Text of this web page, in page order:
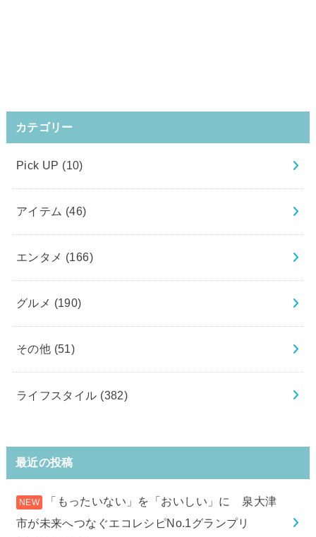
カテゴリー
Pick UP (10)
アイテム (46)
エンタメ (166)
グルメ (190)
その他 (51)
ライフスタイル (382)
最近の投稿
「もったいない」を「おいしい」に 泉大津
市が未来へつなぐエコレシピNo.1グランプリ